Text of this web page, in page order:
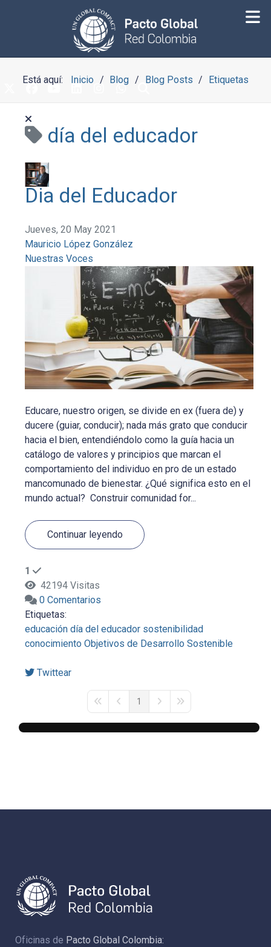
Está aquí: Inicio Blog Blog Posts Etiquetas
día del educador
Dia del Educador
Jueves, 20 May 2021
Mauricio López González
Nuestras Voces
Educare, nuestro origen, se divide en ex (fuera de) y
ducere (guiar, conducir); nada más grato que conducir
hacia el bien, entendiéndolo como la guía hacia un
catálogo de valores y principios que marcan el
comportamiento del individuo en pro de un estado
mancomunado de bienestar. ¿Qué significa esto en el
mundo actual? Construir comunidad for...
Continuar leyendo
1
42194 Visitas
0 Comentarios
Etiquetas:
educación día del educador sostenibilidad
conocimiento Objetivos de Desarrollo Sostenible
Twittear
First PagePrevious Page
1
Next PageLast Page
Oficinas de Pacto Global Colombia: